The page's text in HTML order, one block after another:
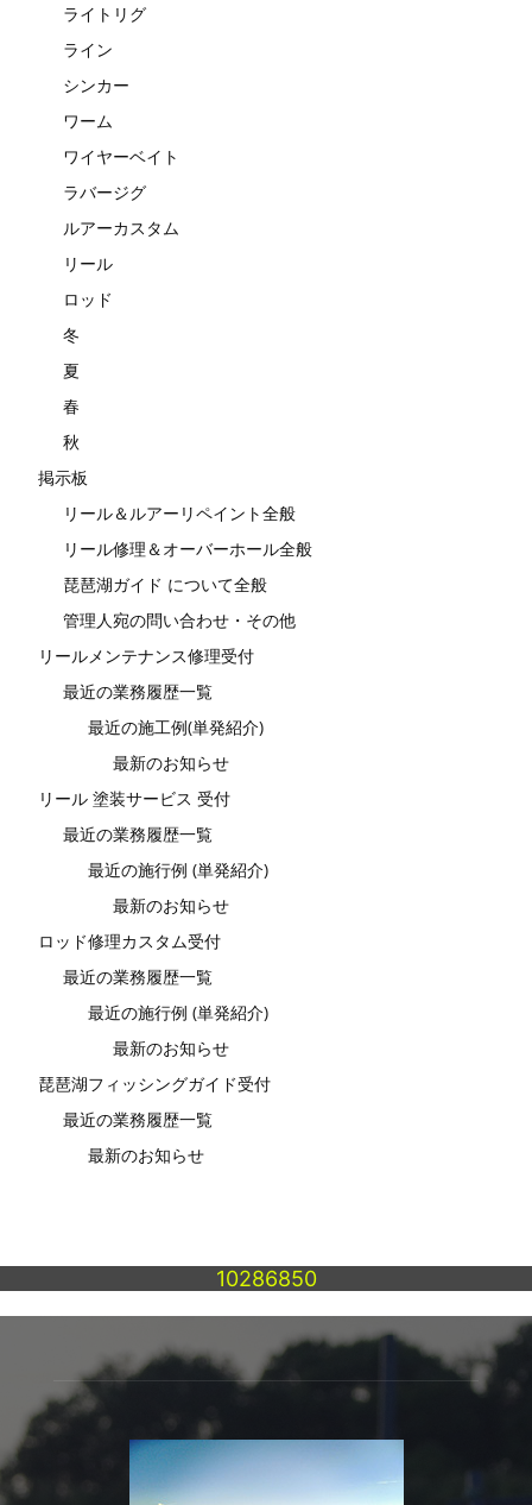
ライトリグ
ライン
シンカー
ワーム
ワイヤーベイト
ラバージグ
ルアーカスタム
リール
ロッド
冬
夏
春
秋
掲示板
リール＆ルアーリペイント全般
リール修理＆オーバーホール全般
琵琶湖ガイド について全般
管理人宛の問い合わせ・その他
リールメンテナンス修理受付
最近の業務履歴一覧
最近の施工例(単発紹介)
最新のお知らせ
リール 塗装サービス 受付
最近の業務履歴一覧
最近の施行例 (単発紹介)
最新のお知らせ
ロッド修理カスタム受付
最近の業務履歴一覧
最近の施行例 (単発紹介)
最新のお知らせ
琵琶湖フィッシングガイド受付
最近の業務履歴一覧
最新のお知らせ
10286850